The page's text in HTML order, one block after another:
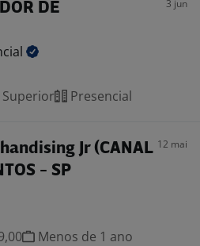
DE
3 jun
Presencial
Jr (CANAL
- SP
12 mai
Menos de 1 ano